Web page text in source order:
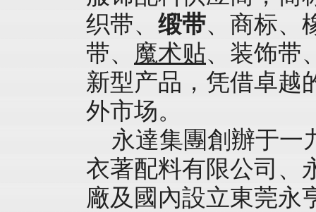
织带、 缎带、商标、
带、 魔术贴、装饰带
新型产品，凭借卓越
外市场。
永達集團創辦于一
衣著配料有限公司、
廠及國內設立東莞永